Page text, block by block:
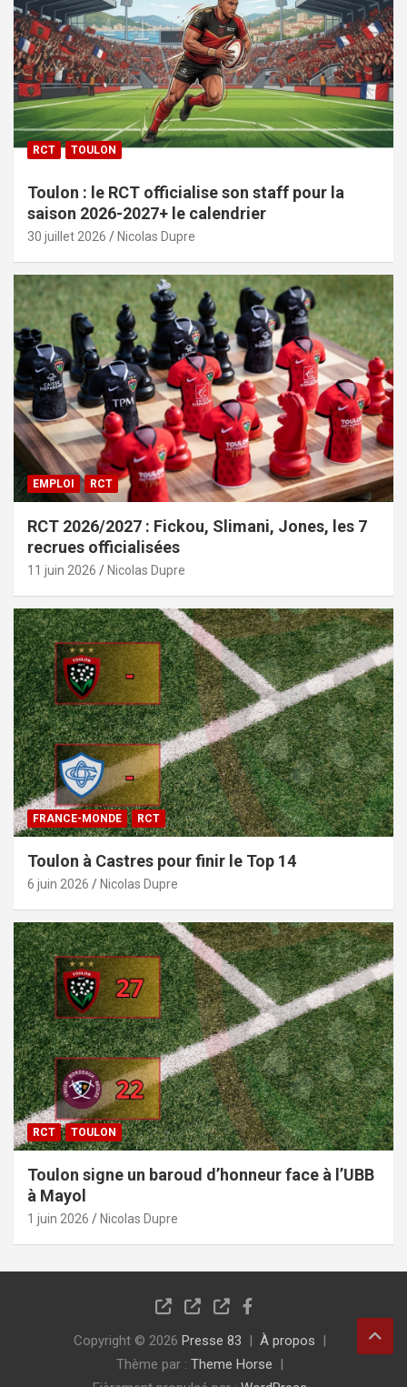
RCT TOULON
Toulon : le RCT officialise son staff pour la
saison 2026-2027+ le calendrier
30 juillet 2026 Nicolas Dupre
EMPLOI RCT
RCT 2026/2027 : Fickou, Slimani, Jones, les 7
recrues officialisées
11 juin 2026 Nicolas Dupre
FRANCE-MONDE RCT
Toulon à Castres pour finir le Top 14
6 juin 2026 Nicolas Dupre
RCT TOULON
Toulon signe un baroud d’honneur face à l’UBB
à Mayol
1 juin 2026 Nicolas Dupre
Copyright © 2026 Presse 83
À propos
Thème par : Theme Horse